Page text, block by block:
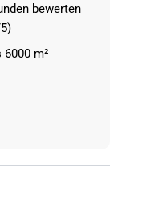
bewerten
m²